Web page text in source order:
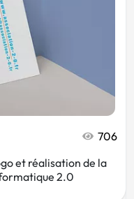
706
et réalisation de la
2.0